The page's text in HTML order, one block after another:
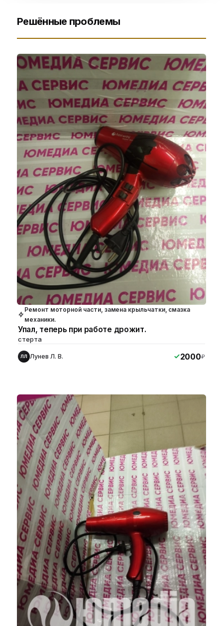
Решённые проблемы
Ремонт моторной части, замена крыльчатки, смазка
механики.
Упал, теперь при работе дрожит.
стерта
ЛЛ Лунев Л. В. 2000₽